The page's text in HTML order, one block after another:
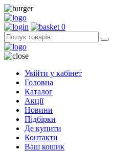
0
Увійти у кабінет
Головна
Каталог
Акції
Новини
Підбірки
Де купити
Контакти
Ваш кошик